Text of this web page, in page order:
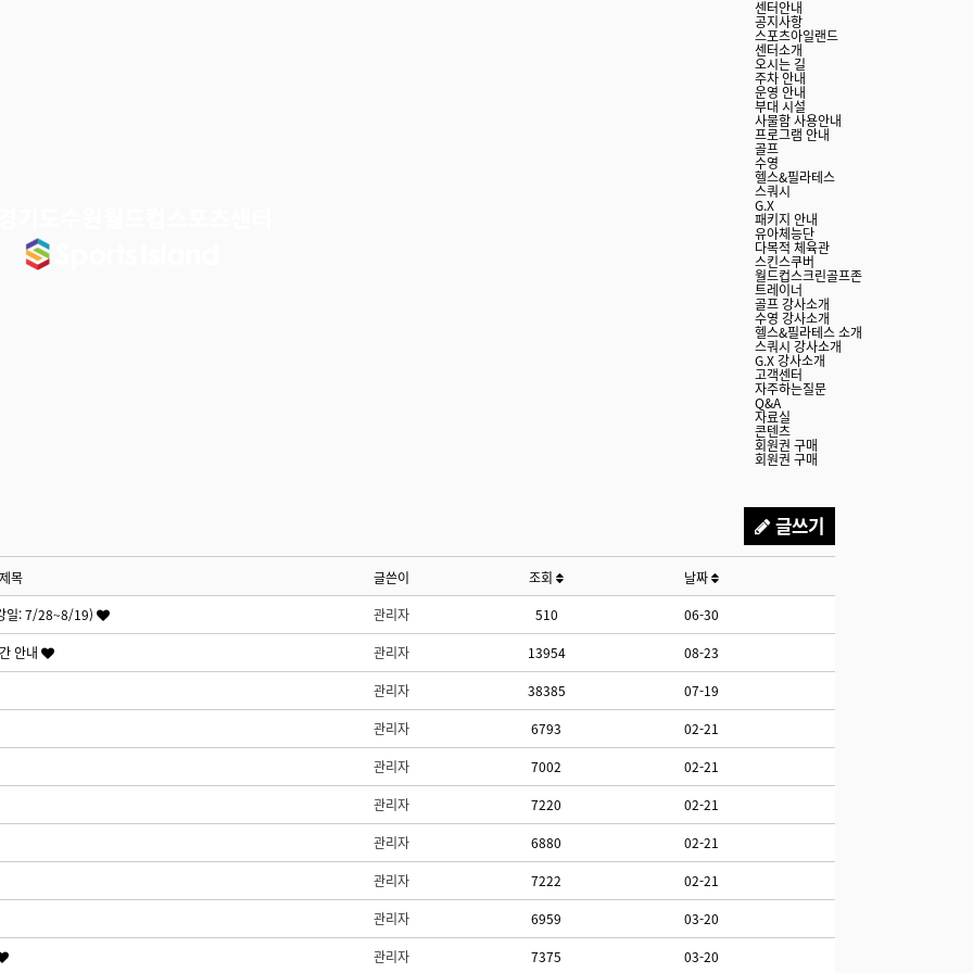
센터안내
공지사항
스포츠아일랜드
센터소개
오시는 길
주차 안내
운영 안내
부대 시설
사물함 사용안내
프로그램 안내
골프
수영
헬스&필라테스
스쿼시
G.X
패키지 안내
유아체능단
다목적 체육관
스킨스쿠버
월드컵스크린골프존
트레이너
골프 강사소개
수영 강사소개
헬스&필라테스 소개
스쿼시 강사소개
G.X 강사소개
고객센터
자주하는질문
Q&A
자료실
콘텐츠
회원권 구매
회원권 구매
글쓰기
목 글쓴이 조회
날짜
일: 7/28~8/19)
관리자 510 06-30
안내 관리자 13954 08-23
관리자 38385 07-19
관리자 6793 02-21
관리자 7002 02-21
관리자 7220 02-21
관리자 6880 02-21
관리자 7222 02-21
관리자 6959 03-20
관리자 7375 03-20